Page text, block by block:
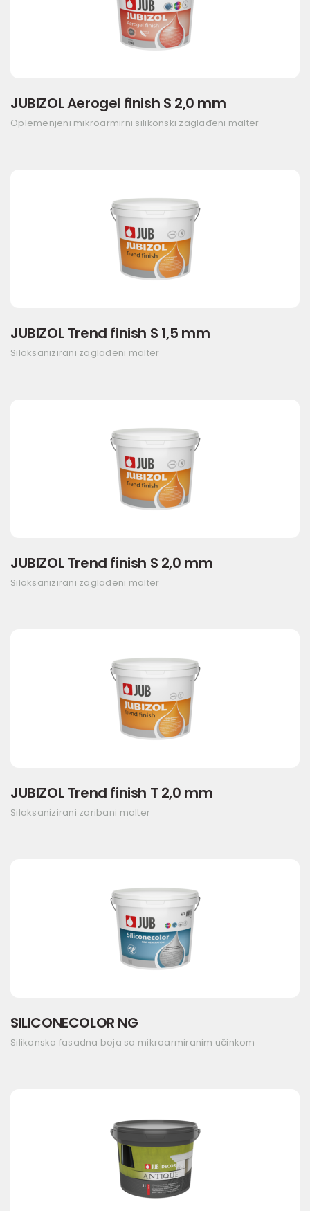
JUBIZOL Aerogel finish S 2,0 mm
Oplemenjeni mikroarmirni silikonski zaglađeni malter
JUBIZOL Trend finish S 1,5 mm
Siloksanizirani zaglađeni malter
JUBIZOL Trend finish S 2,0 mm
Siloksanizirani zaglađeni malter
JUBIZOL Trend finish T 2,0 mm
Siloksanizirani zaribani malter
SILICONECOLOR NG
Silikonska fasadna boja sa mikroarmiranim učinkom